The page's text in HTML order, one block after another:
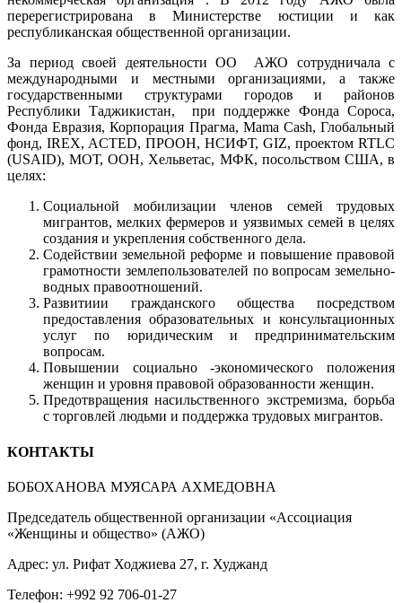
перерегистрирована в Министерстве юстиции и как
республиканская общественной организации.
За период своей деятельности ОО АЖО сотрудничала с
международными и местными организациями, а также
государственными структурами городов и районов
Республики Таджикистан, при поддержке Фонда Сороса,
Фонда Евразия, Корпорация Прагма, Mama Cash, Глобальный
фонд, IREX, ACTED, ПРООН, НСИФТ, GIZ, проектом RTLC
(USAID), МОТ, ООН, Хельветас, МФК, посольством США, в
целях:
Социальной мобилизации членов семей трудовых
мигрантов, мелких фермеров и уязвимых семей в целях
создания и укрепления собственного дела.
Содействии земельной реформе и повышение правовой
грамотности землепользователей по вопросам земельно-
водных правоотношений.
Развитиии гражданского общества посредством
предоставления образовательных и консультационных
услуг по юридическим и предпринимательским
вопросам. ​
Повышении социально -экономического положения
женщин и уровня правовой образованности женщин.
Предотвращения насильственного экстремизма, борьба
с торговлей людьми и поддержка трудовых мигрантов.
КОНТАКТЫ
БОБОХАНОВА МУЯСАРА АХМЕДОВНА
Председатель общественной организации «Ассоциация
«Женщины и общество» (АЖО)
Адрес: ул. Рифат Ходжиева 27, г. Худжанд
Телефон: +992 92 706-01-27